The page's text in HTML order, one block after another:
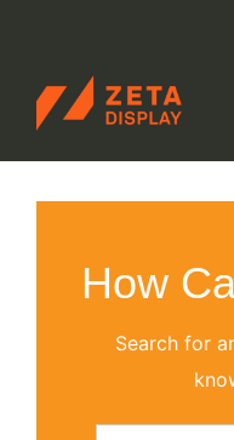
ZETADISPLAY
How
Search for